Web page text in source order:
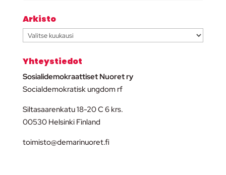
Arkisto
Arkisto
Yhteystiedot
Sosialidemokraattiset Nuoret ry
Socialdemokratisk ungdom rf
Siltasaarenkatu 18-20 C 6 krs.
00530 Helsinki Finland
toimisto@demarinuoret.fi